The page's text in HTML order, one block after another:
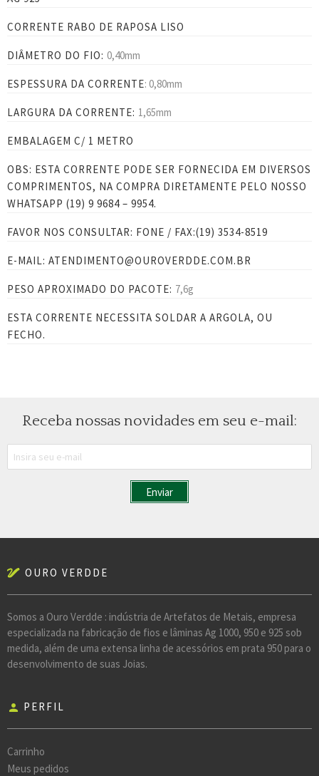
CORRENTE RABO DE RAPOSA LISO
DIÂMETRO DO FIO: 0,40mm
ESPESSURA DA CORRENTE: 0,80mm
LARGURA DA CORRENTE: 1,65mm
EMBALAGEM C/ 1 METRO
OBS: ESTA CORRENTE PODE SER FORNECIDA EM DIVERSOS
COMPRIMENTOS, NA COMPRA DIRETAMENTE PELO NOSSO
WHATSAPP (19) 9 9684 – 9954.
FAVOR NOS CONSULTAR: FONE / FAX:(19) 3534-8519
E-MAIL: ATENDIMENTO@OUROVERDDE.COM.BR
PESO APROXIMADO DO PACOTE: 7,6g
ESTA CORRENTE NECESSITA SOLDAR A ARGOLA, OU
FECHO.
Receba nossas novidades em seu e-mail:
OURO VERDDE
Somos a Ouro Verdde : indústria de Artefatos de Metais, empresa
especializada na fabricação de fios e lâminas Ag 1000, 950 e 925 sob
medida, além de uma extensa linha de acessórios em prata 950 para o
desenvolvimento de suas Joias.
person PERFIL
Carrinho
Meus pedidos